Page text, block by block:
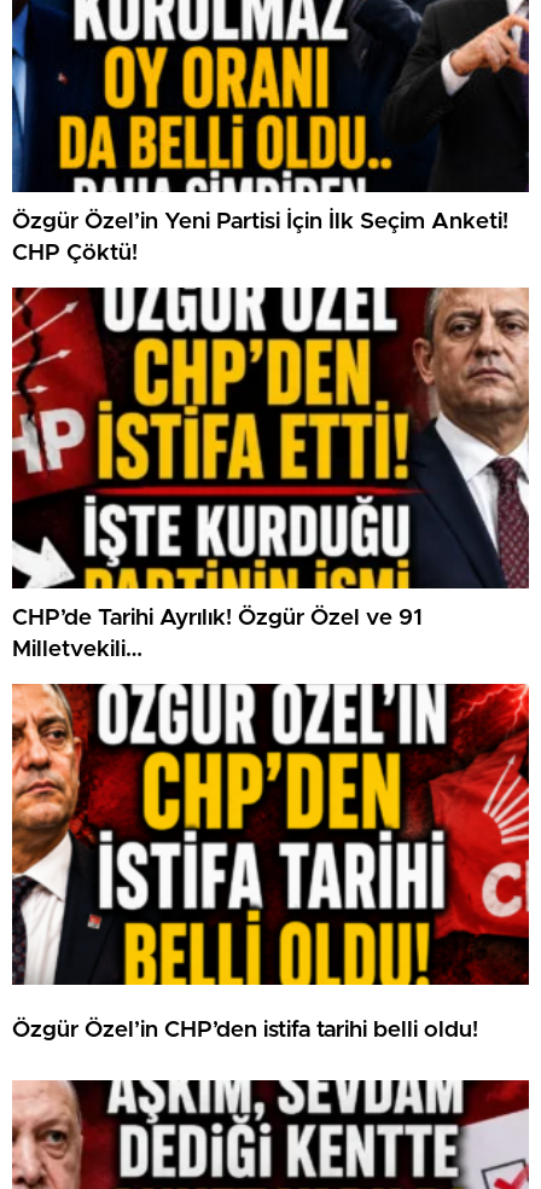
Özgür Özel’in Yeni Partisi İçin İlk Seçim Anketi!
CHP Çöktü!
CHP’de Tarihi Ayrılık! Özgür Özel ve 91
Milletvekili…
Özgür Özel’in CHP’den istifa tarihi belli oldu!